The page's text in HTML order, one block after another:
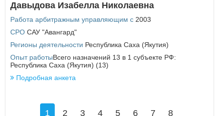
Давыдова Изабелла Николаевна
Работа арбитражным управляющим с 2003
СРО САУ "Авангард"
Регионы деятельности Республика Саха (Якутия)
Опыт работыВсего назначений 13 в 1 субъекте РФ:
Республика Саха (Якутия) (13)
Подробная анкета
1 2 3 4 5 6 7 8